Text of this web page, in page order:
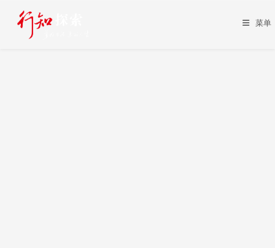
content
菜单